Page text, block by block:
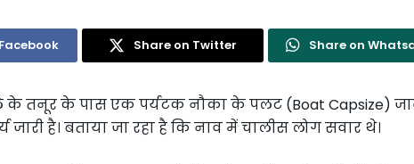
Share on Twitter Share on
तनूर के पास एक पर्यटक नौका के पलट (Boat Capsize)
जारी है। बताया जा रहा है कि नाव में चालीस लोग सवार थे।